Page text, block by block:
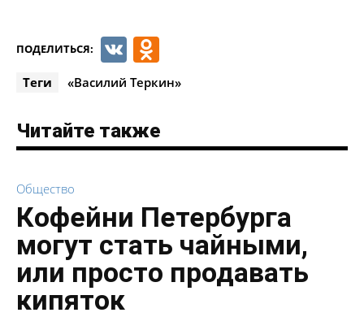
ПОДЕЛИТЬСЯ: VK
Теги «Василий Теркин»
Читайте также
Общество
Кофейни Петербурга
могут стать чайными,
или просто продавать
кипяток